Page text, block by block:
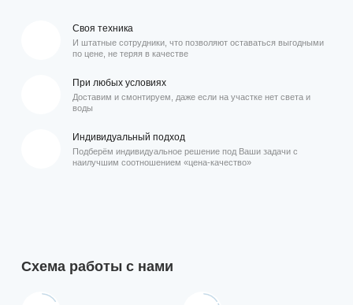
Своя техника
И штатные сотрудники, что позволяют оставаться выгодными
по цене, не теряя в качестве
При любых условиях
Доставим и смонтируем, даже если на участке нет света и
воды
Индивидуальный подход
Подберём индивидуальное решение под Ваши задачи с
наилучшим соотношением «цена-качество»
Схема работы с нами